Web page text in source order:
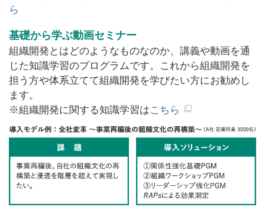
ら
基礎から学ぶ動画セミナー
組織開発とはどのようなものなのか、講義や動画を通
じた知識学習のプログラムです。これから組織開発を
担う方や体系立てて組織開発を学びたい方にお勧めし
ます。
※組織開発に関する知識学習はこちら